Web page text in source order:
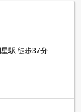
駅 徒歩37分